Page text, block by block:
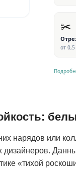
✂️
от 0,5
нарядов или
«тихой